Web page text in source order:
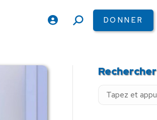
RechercheDONNER
Rechercher
Recherche